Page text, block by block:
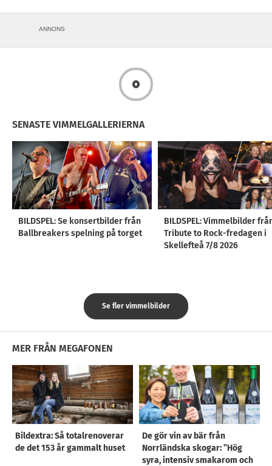
ANNONS
SENASTE VIMMELGALLERIERNA
BILDSPEL: Se konsertbilder från
Ballbreakers spelning på torget
BILDSPEL: Vimmelbilder
Tribute to Rock-fredagen i
Skellefteå 7/8 2026
Se fler vimmelbilder
MER FRÅN MEGAFONEN
Bildextra: Så totalrenoverar
de det 153 år gammalt huset
De gör vin av bär från
Norrländska skogar: ”Hög
syra, intensiv smakarom och